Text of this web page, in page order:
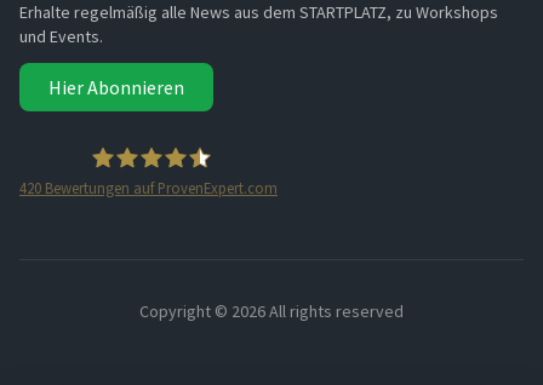
Erhalte regelmäßig alle News aus dem STARTPLATZ, zu Workshops
und Events.
Hier Abonnieren
420 Bewertungen auf ProvenExpert.com
Copyright © 2026 All rights reserved